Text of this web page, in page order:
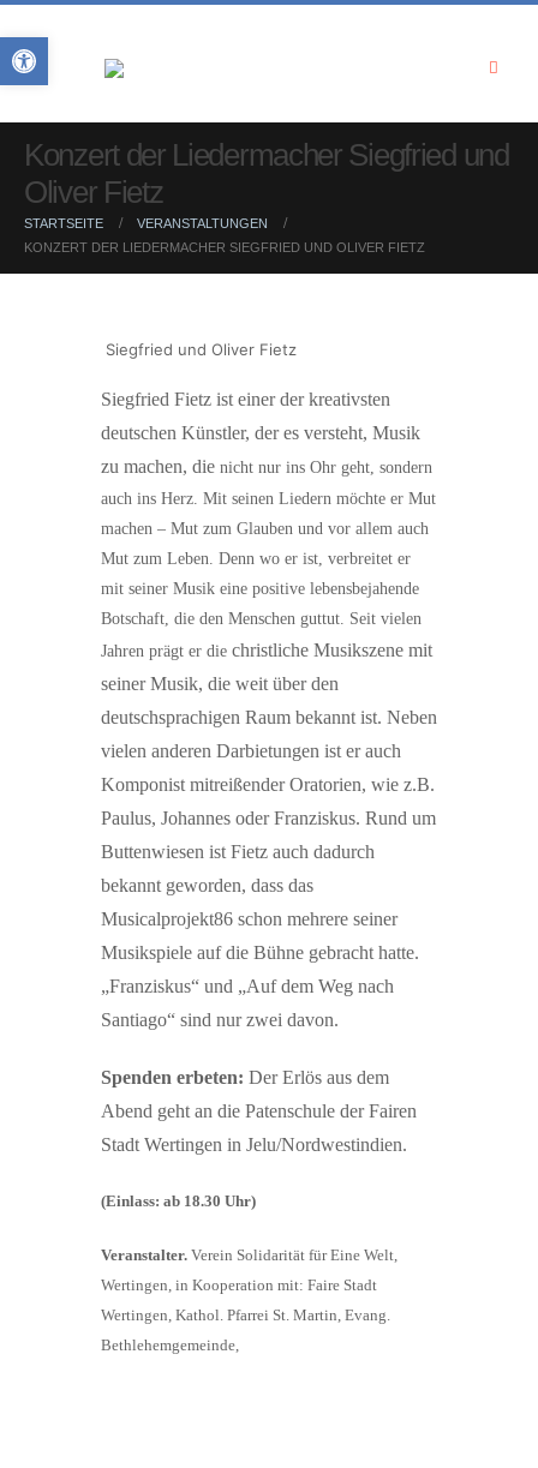
Konzert der Liedermacher Siegfried und
Oliver Fietz
STARTSEITE
VERANSTALTUNGEN
KONZERT DER LIEDERMACHER SIEGFRIED UND OLIVER FIETZ
Siegfried und Oliver Fietz
Siegfried Fietz ist einer der kreativsten
deutschen Künstler, der es versteht, Musik
zu machen, die nicht nur ins Ohr geht, sondern
auch ins Herz. Mit seinen Liedern möchte er Mut
machen – Mut zum Glauben und vor allem auch
Mut zum Leben. Denn wo er ist, verbreitet er
mit seiner Musik eine positive lebensbejahende
Botschaft, die den Menschen guttut. Seit vielen
Jahren prägt er die christliche Musikszene mit
seiner Musik, die weit über den
deutschsprachigen Raum bekannt ist. Neben
vielen anderen Darbietungen ist er auch
Komponist mitreißender Oratorien, wie z.B.
Paulus, Johannes oder Franziskus. Rund um
Buttenwiesen ist Fietz auch dadurch
bekannt geworden, dass das
Musicalprojekt86 schon mehrere seiner
Musikspiele auf die Bühne gebracht hatte.
„Franziskus“ und „Auf dem Weg nach
Santiago“ sind nur zwei davon.
Spenden erbeten: Der Erlös aus dem
Abend geht an die Patenschule der Fairen
Stadt Wertingen in Jelu/Nordwestindien.
(Einlass: ab 18.30 Uhr)
Veranstalter. Verein Solidarität für Eine Welt,
Wertingen, in Kooperation mit: Faire Stadt
Wertingen, Kathol. Pfarrei St. Martin, Evang.
Bethlehemgemeinde,
Open toolbar